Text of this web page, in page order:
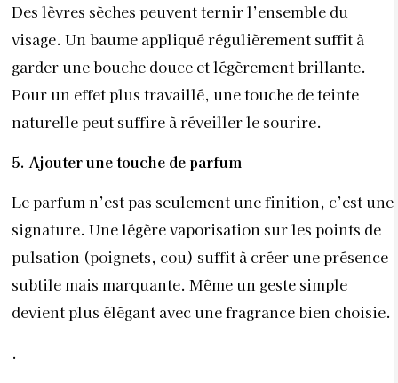
Des lèvres sèches peuvent ternir l’ensemble du
visage. Un baume appliqué régulièrement suffit à
garder une bouche douce et légèrement brillante.
Pour un effet plus travaillé, une touche de teinte
naturelle peut suffire à réveiller le sourire.
5. Ajouter une touche de parfum
Le parfum n’est pas seulement une finition, c’est une
signature. Une légère vaporisation sur les points de
pulsation (poignets, cou) suffit à créer une présence
subtile mais marquante. Même un geste simple
devient plus élégant avec une fragrance bien choisie.
.